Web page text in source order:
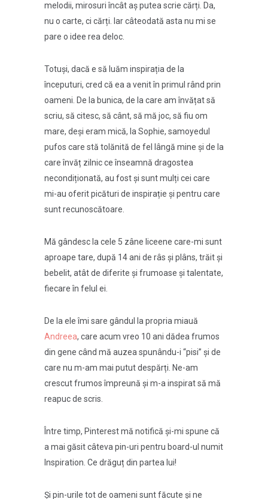
melodii, mirosuri încât aș putea scrie cărți. Da,
nu o carte, ci cărți. Iar câteodată asta nu mi se
pare o idee rea deloc.
Totuși, dacă e să luăm inspirația de la
începuturi, cred că ea a venit în primul rând prin
oameni. De la bunica, de la care am învățat să
scriu, să citesc, să cânt, să mă joc, să fiu om
mare, deși eram mică, la Sophie, samoyedul
pufos care stă tolănită de fel lângă mine și de la
care învăț zilnic ce înseamnă dragostea
necondiționată, au fost și sunt mulți cei care
mi-au oferit picături de inspirație și pentru care
sunt recunoscătoare.
Mă gândesc la cele 5 zâne liceene care-mi sunt
aproape tare, după 14 ani de râs și plâns, trăit și
bebelit, atât de diferite și frumoase și talentate,
fiecare în felul ei.
De la ele îmi sare gândul la propria miauă
Andreea, care acum vreo 10 ani dădea frumos
din gene când mă auzea spunându-i “pisi” și de
care nu m-am mai putut despărți. Ne-am
crescut frumos împreună și m-a inspirat să mă
reapuc de scris.
Între timp, Pinterest mă notifică și-mi spune că
a mai găsit câteva pin-uri pentru board-ul numit
Inspiration. Ce drăguț din partea lui!
Și pin-urile tot de oameni sunt făcute și ne